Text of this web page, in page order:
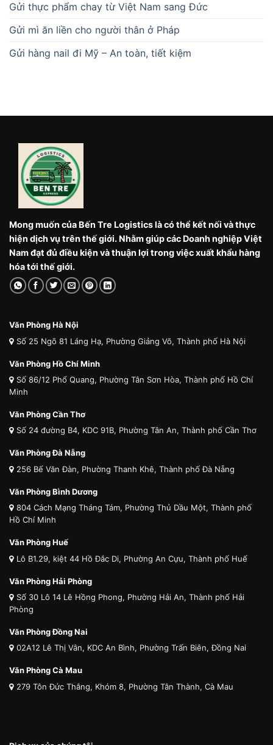
Gửi thực phẩm chay từ Việt Nam sang Đức
Gửi mì ăn liền cho người thân ở Pháp
Gửi hàng nail đi Mỹ – An toàn, tiết kiệm
Mong muốn của Bến Tre Logistics là có thể kết nối và thực
hiện dịch vụ trên thế giới. Nhằm giúp các Doanh nghiệp Việt
Nam đạt đủ điều kiện và thuận lợi trong việc xuất khẩu hàng
hóa tới thế giới.
Văn Phòng Hà Nội
Số 25 Ngõ 81 Láng Hạ, Phường Giảng Võ, Thành phố Hà Nội
Văn Phòng Hồ Chí Minh
Số 86/12 Phổ Quang, Phường Tân Sơn Hòa, Thành phố Hồ Chí
Minh
Văn Phòng Cần Thơ
Số 24 đường B4, KDC 91B, Phường Tân An, Thành phố Cần Thơ
Văn Phòng Đà Nẵng
256 Bế Văn Đàn, Phường Thanh Khê, Thành phố Đà Nẵng
Văn Phòng Bình Dương
804 Cách Mạng Tháng Tám, Phường Thủ Dầu Một, Thành phố
Hồ Chí Minh
Văn Phòng Huế
Lô B1.29, kiệt 44 Hồ Đắc Di, Phường An Cựu, Thành phố Huế
Văn Phòng Hải Phòng
Số 30 Lô 14 Lê Hồng Phong, Phường Hải An, Thành phố Hải
Phòng
Văn Phòng Đồng Nai
02A12 Lê Thị Vân, KDC An Bình, Phường Trấn Biên, Đồng Nai
Văn Phòng Cà Mau
279 Tôn Đức Thắng, Khóm 8, Phường Tân Thành, Cà Mau